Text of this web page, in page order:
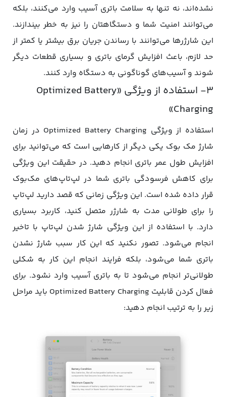
نشده‌اند، نه تنها به سلامت باتری آسیب وارد می‌کنند، بلکه
می‌توانند امنیت شما و دستگاهتان را نیز به خطر بیندازند.
این شارژرها می‌توانند با رساندن جریان برق بیشتر یا کمتر از
حد لازم، باعث افزایش گرمای باتری و بسیاری قطعات دیگر
شوند و آسیب‌های گوناگونی به دستگاه وارد کنند.
۳- استفاده از ویژگی «Optimized Battery
Charging»
استفاده از ویژگی Optimized Battery Charging در زمان
شارژ مک بوک یکی دیگر از کارهایی است که می‌توانید برای
افزایش طول عمر باتری انجام دهید. در حقیقت این ویژگی
برای کاهش فرسودگی باتری شما در لپ‌تاپ‌های مک‌بوک
قرار داده شده است. این ویژگی زمانی که قصد دارید لپ‌تاپ
را برای طولانی مدت به شارژر متصل کنید، کاربرد بسیاری
دارد. با استفاده از این ویژگی شارژ شدن لپ‌تاپ با تاخیر
انجام می‌شود. تصور نکنید که این کار سبب شارژ نشدن
باتری شما می‌شود، بلکه فرایند انجام این کار به شکلی
طولانی‌تر انجام می‌شود تا به باتری آسیب وارد نشود. برای
فعال کردن قابلیت Optimized Battery Charging باید مراحل
زیر را به ترتیب انجام دهید: